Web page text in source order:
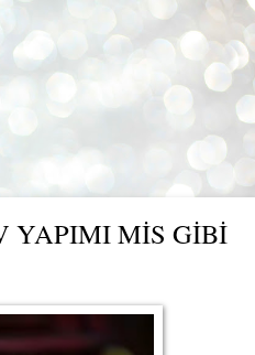
YAPIMI MİS GİBİ